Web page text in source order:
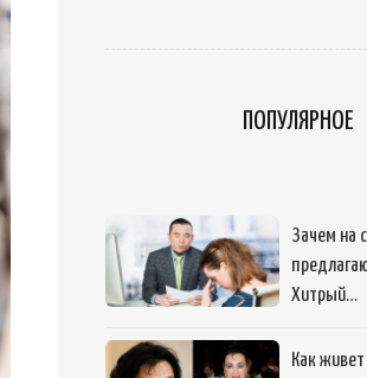
ПОПУЛЯРНОЕ
Зачем на
Хитрый…
Как